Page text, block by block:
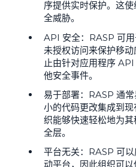
序提供实时保护。这
全威胁。
API 安全：RASP 可
未授权访问来保护移
止由针对应用程序
他安全事件。
易于部署：RASP 通
小的代码更改集成到
织能够快速轻松地为
全层。
平台无关：RASP 可
动平台，因此组织可